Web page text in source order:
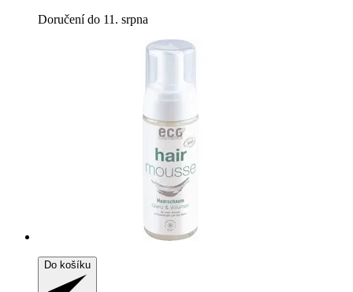
Doručení do 11. srpna
Do košíku